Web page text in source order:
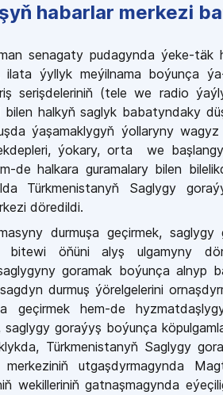
habarlar merkezi
senagaty pudagynda ýeke-täk
ilata ýyllyk meýilnama boýunça
serişdeleriniň (tele we radio
halkyň saglyk babatyndaky
ýaşamaklygyň ýollaryny
ýokary, orta
we
dehalkara guramalary bilen
Türkmenistanyň Saglygy
döredildi.
durmuşa geçirmek, saglygy
bitewi öňüni alyş ulgamyny
goramak boýunça alnyp
durmuş ýörelgelerini
geçirmek hem-de
goraýyş boýunça
Türkmenistanyň Saglygy
utgaşdyrmagynda
wekilleriniň gatnaşmagynda